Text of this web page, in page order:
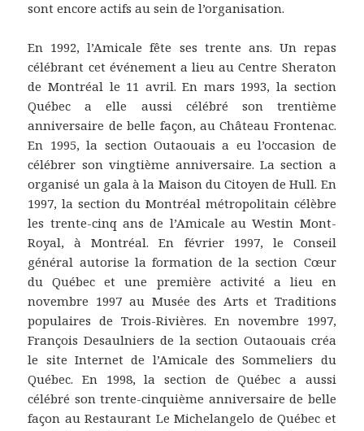
sont encore actifs au sein de l’organisation.
En 1992, l’Amicale fête ses trente ans. Un repas
célébrant cet événement a lieu au Centre Sheraton
de Montréal le 11 avril. En mars 1993, la section
Québec a elle aussi célébré son trentième
anniversaire de belle façon, au Château Frontenac.
En 1995, la section Outaouais a eu l’occasion de
célébrer son vingtième anniversaire. La section a
organisé un gala à la Maison du Citoyen de Hull. En
1997, la section du Montréal métropolitain célèbre
les trente-cinq ans de l’Amicale au Westin Mont-
Royal, à Montréal. En février 1997, le Conseil
général autorise la formation de la section Cœur
du Québec et une première activité a lieu en
novembre 1997 au Musée des Arts et Traditions
populaires de Trois-Rivières. En novembre 1997,
François Desaulniers de la section Outaouais créa
le site Internet de l’Amicale des Sommeliers du
Québec. En 1998, la section de Québec a aussi
célébré son trente-cinquième anniversaire de belle
façon au Restaurant Le Michelangelo de Québec et